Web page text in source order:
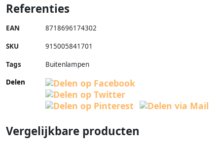
Referenties
EAN 8718696174302
SKU 915005841701
Tags
Buitenlampen
Delen
Vergelijkbare producten